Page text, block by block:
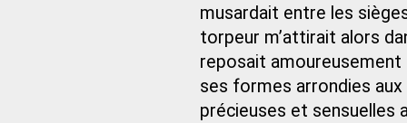
musardait entre les
torpeur m’attirait alors
reposait
ses formes arrondies aux
précieuses et sensuelles